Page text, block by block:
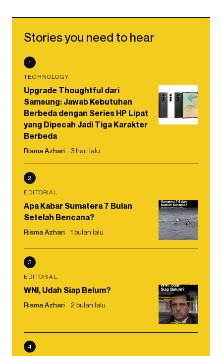
Stories you need to hear
1
TECHNOLOGY
Upgrade Thoughtful dari
Samsung: Jawab Kebutuhan
Berbeda dengan Series HP Lipat
yang Dipecah Jadi Tiga Karakter
Berbeda
Risma Azhari 3 hari lalu
2
EDITORIAL
Apa Kabar Sumatera 7 Bulan
Setelah Bencana?
Risma Azhari 1 bulan lalu
3
EDITORIAL
WNI, Udah Siap Belum?
Risma Azhari 2 bulan lalu
4